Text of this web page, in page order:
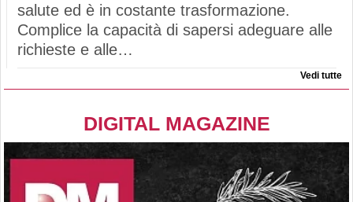
salute ed è in costante trasformazione.
Complice la capacità di sapersi adeguare alle
richieste e alle…
Vedi tutte
DIGITAL MAGAZINE